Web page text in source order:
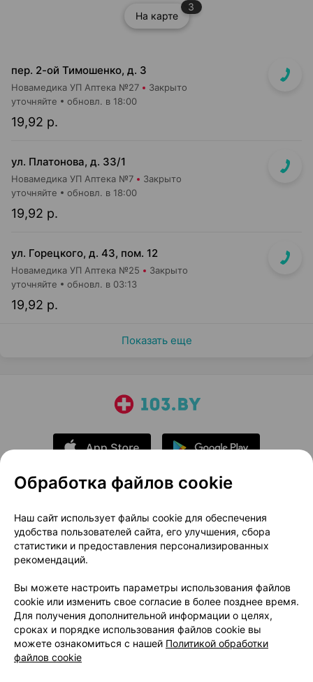
На карте
3
пер. 2-ой Тимошенко, д. 3
Новамедика УП Аптека №27 Закрыто
19,92 р.
уточняйте обновл. в 18:00
ул. Платонова, д. 33/1
Новамедика УП Аптека №7 Закрыто
19,92 р.
уточняйте обновл. в 18:00
ул. Горецкого, д. 43, пом. 12
Новамедика УП Аптека №25 Закрыто
19,92 р.
уточняйте обновл. в 03:13
Показать еще
О проекте
Новости проекта
Размещение рекламы
Медицинский маркетинг
Публичный договор
Доставка
Способы оплаты
Вакансии
Партнеры
Написать руководителю 103.by
Написать в поддержку
Персональные настройки Cookie
Обработка файлов cookie
Наш сайт использует файлы cookie для обеспечения
удобства пользователей сайта, его улучшения, сбора
статистики и предоставления персонализированных
рекомендаций.
Вы можете настроить параметры использования файлов
cookie или изменить свое согласие в более позднее время.
Для получения дополнительной информации о целях,
сроках и порядке использования файлов cookie вы
можете ознакомиться с нашей Политикой обработки
файлов cookie